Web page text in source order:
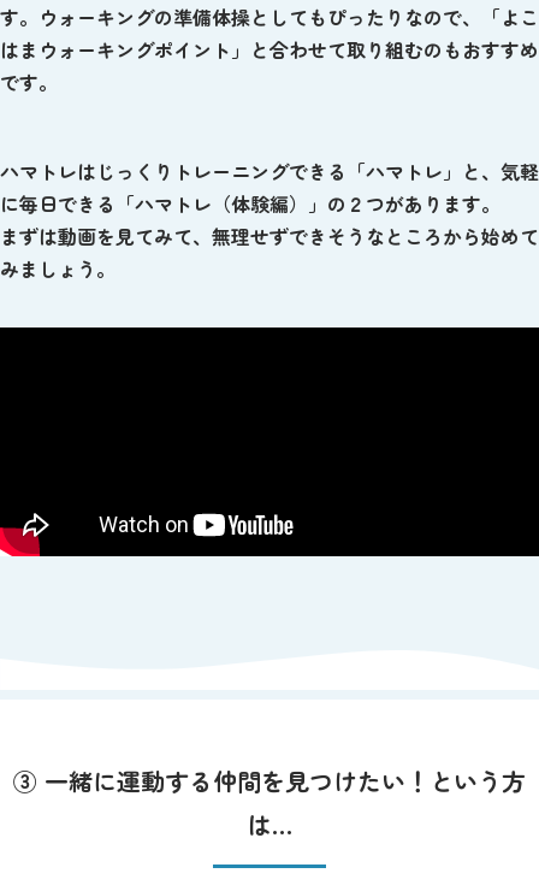
す。ウォーキングの準備体操としてもぴったりなので、「よこ
はまウォーキングポイント」と合わせて取り組むのもおすすめ
です。
ハマトレはじっくりトレーニングできる「ハマトレ」と、気軽
に毎日できる「ハマトレ（体験編）」の２つがあります。
まずは動画を見てみて、無理せずできそうなところから始めて
みましょう。
③ 一緒に運動する仲間を見つけたい！という方
は…